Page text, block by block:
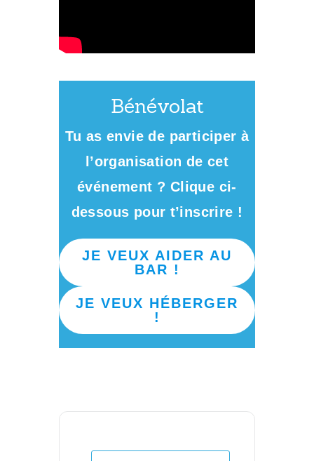
Bénévolat
Tu as envie de participer à
l’organisation de cet
événement ? Clique ci-
dessous pour t’inscrire !
JE VEUX AIDER AU
BAR !
JE VEUX HÉBERGER
!